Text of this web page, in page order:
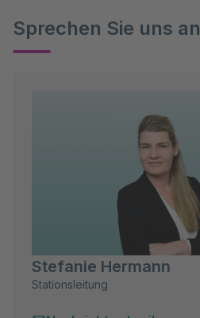
Sprechen Sie uns an
Stefanie Hermann
Stationsleitung